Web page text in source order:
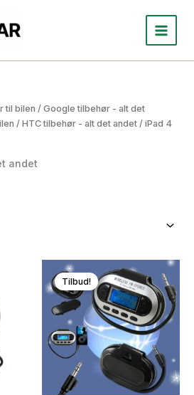
til bilen / Google tilbehør - alt det
/ HTC tilbehør - alt det andet / iPad 4
andet
Tilbud!